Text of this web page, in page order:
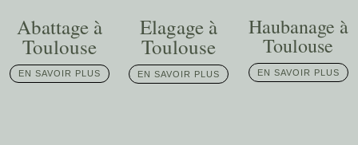
Abattage à
Toulouse
EN SAVOIR PLUS
Elagage à
Toulouse
EN SAVOIR PLUS
Haubanage à
Toulouse
EN SAVOIR PLUS